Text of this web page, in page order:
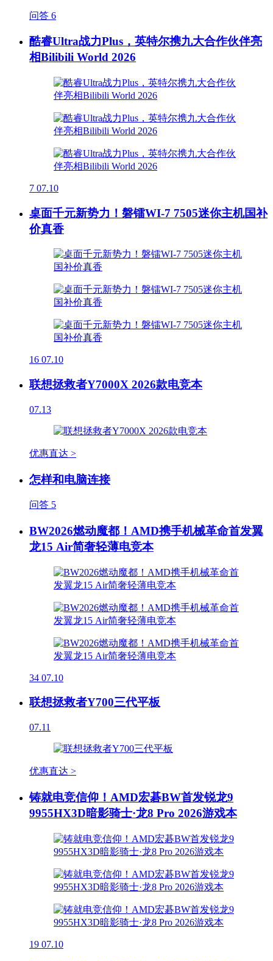
问答 6
酷睿Ultra战力Plus，英特尔携九大合作伙伴亮
相Bilibili World 2026
7 07.10
桌面千元新势力！磐镭WI-7 7505迷你主机国补
价真香
16 07.10
联想拯救者Y7000X 2026款电竞本
07.13
优惠直达 >
怎样和电脑连接
问答 5
BW2026燃动魔都！AMD携手机械革命首发翼
龙15 Air简奢轻薄电竞本
34 07.10
联想拯救者Y700三代平板
07.11
优惠直达 >
铸就电竞信仰！AMD宏碁BW首发锐龙9
9955HX3D暗影骑士·龙8 Pro 2026游戏本
19 07.10